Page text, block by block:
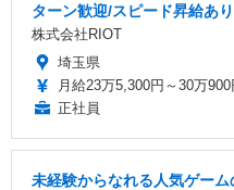
ターン歓迎/スピード昇給あ
株式会社RIOT
埼玉県
月給23万5,300円～30万900
正社員
未経験からなれる人気ゲー